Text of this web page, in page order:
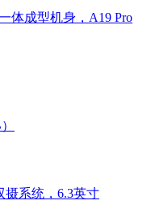
体成型机身，A19 Pro
摄系统，6.3英寸